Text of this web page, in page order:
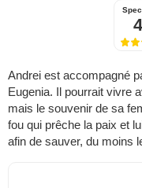
Andrei est accompagné
Eugenia. Il pourrait vivre
mais le souvenir de sa
fou qui prêche la paix et
afin de sauver, du moins